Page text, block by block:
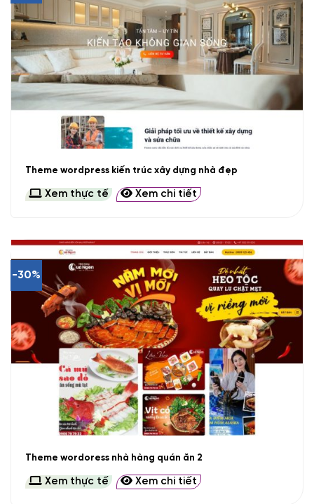
Theme wordpress kiến trúc xây dựng nhà đẹp
Xem thực tế Xem chi tiết
-30%
Theme wordoress nhà hàng quán ăn 2
Xem thực tế Xem chi tiết